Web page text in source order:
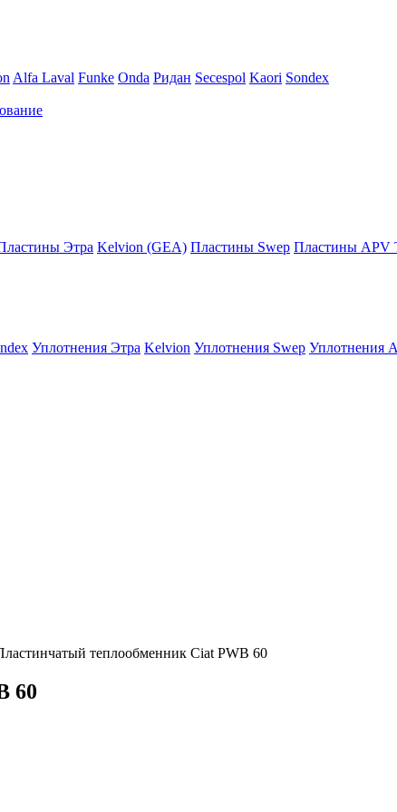
Alfa Laval Funke Onda Ридан Secespol Kaori Sondex
Этра Kelvion (GEA) Пластины Swep Пластины APV
Уплотнения Этра Kelvion Уплотнения Swep Уплотнения
теплообменник Ciat PWB 60
60